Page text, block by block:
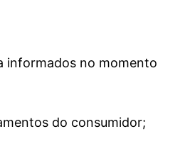
informados no momento
do consumidor;